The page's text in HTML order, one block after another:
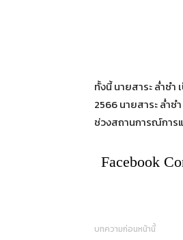
ทั้งนี้ นายสาระ ล่ำซ
2566 นายสาระ ล่ำ
ช่วงสถานการณ์การ
Facebook
บทความก่อนหน้านี้